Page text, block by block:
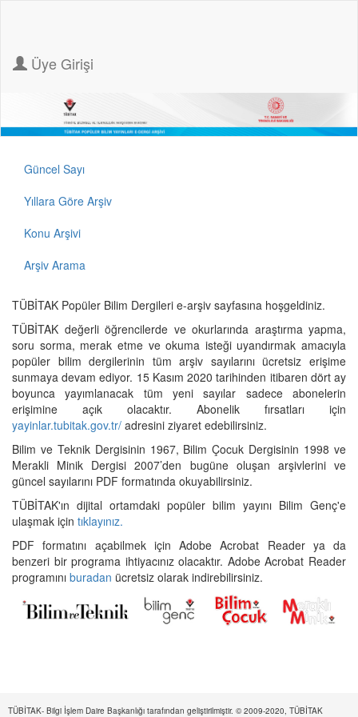
Üye Girişi
Güncel Sayı
Yıllara Göre Arşiv
Konu Arşivi
Arşiv Arama
TÜBİTAK Popüler Bilim Dergileri e-arşiv sayfasına hoşgeldiniz.
TÜBİTAK değerli öğrencilerde ve okurlarında araştırma yapma,
soru sorma, merak etme ve okuma isteği uyandırmak amacıyla
popüler bilim dergilerinin tüm arşiv sayılarını ücretsiz erişime
sunmaya devam ediyor. 15 Kasım 2020 tarihinden itibaren dört ay
boyunca yayımlanacak tüm yeni sayılar sadece abonelerin
erişimine açık olacaktır. Abonelik fırsatları için
yayinlar.tubitak.gov.tr/ adresini ziyaret edebilirsiniz.
Bilim ve Teknik Dergisinin 1967, Bilim Çocuk Dergisinin 1998 ve
Merakli Minik Dergisi 2007’den bugüne oluşan arşivlerini ve
güncel sayılarını PDF formatında okuyabilirsiniz.
TÜBİTAK'ın dijital ortamdaki popüler bilim yayını Bilim Genç'e
ulaşmak için tıklayınız.
PDF formatını açabilmek için Adobe Acrobat Reader ya da
benzeri bir programa ihtiyacınız olacaktır. Adobe Acrobat Reader
programını buradan ücretsiz olarak indirebilirsiniz.
TÜBİTAK- Bilgi İşlem Daire Başkanlığı tarafından geliştirilmiştir. © 2009-2020, TÜBİTAK